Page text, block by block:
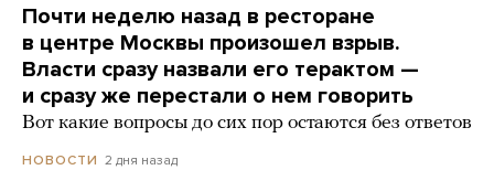
Почти неделю назад в ресторане
в центре Москвы произошел взрыв.
Власти сразу назвали его терактом —
и сразу же перестали о нем говорить
Вот какие вопросы до сих пор остаются без ответов
НОВОСТИ 2 дня назад